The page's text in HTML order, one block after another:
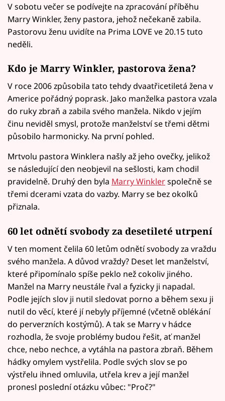
V sobotu večer se podívejte na zpracování příběhu
Marry Winkler, ženy pastora, jehož nečekaně zabila.
Pastorovu ženu uvidíte na Prima LOVE ve 20.15 tuto
neděli.
Kdo je Marry Winkler, pastorova žena?
V roce 2006 způsobila tato tehdy dvaatřicetiletá žena v
Americe pořádný poprask. Jako manželka pastora vzala
do ruky zbraň a zabila svého manžela. Nikdo v jejím
činu neviděl smysl, protože manželství se třemi dětmi
působilo harmonicky. Na první pohled.
Mrtvolu pastora Winklera našly až jeho ovečky, jelikož
se následující den neobjevil na sešlosti, kam chodil
pravidelně. Druhý den byla Marry Winklerspolečně se
třemi dcerami vzata do vazby. Marry se bez okolků
přiznala.
60 let odnětí svobody za desetileté utrpení
V ten moment čelila 60 letům odnětí svobody za vraždu
svého manžela. A důvod vraždy? Deset let manželství,
které připomínalo spíše peklo než cokoliv jiného.
Manžel na Marry neustále řval a fyzicky ji napadal.
Podle jejích slov ji nutil sledovat porno a během sexu ji
nutil do věcí, které jí nebyly příjemné (včetně oblékání
do perverzních kostýmů). A tak se Marry v hádce
rozhodla, že svoje problémy budou řešit, ať manžel
chce, nebo nechce, a vytáhla na pastora zbraň. Během
hádky omylem vystřelila. Podle svých slov se po
výstřelu ihned omluvila, utřela krev a její manžel
pronesl poslední otázku vůbec: "Proč?"